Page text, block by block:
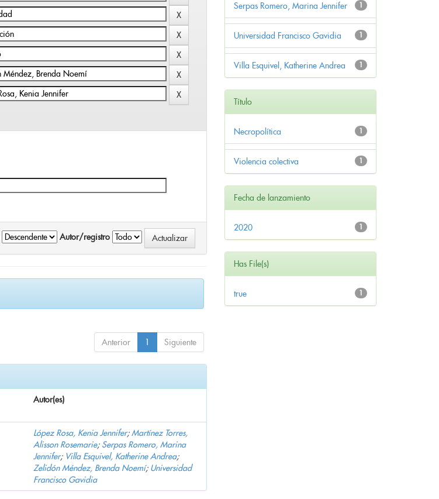
Autor/registro
Anterior 1 Siguiente
Autor(es)
López Rosa, Kenia Jennifer;Martínez Torres,
Alisson Rosemarie; Serpas Romero, Marina
Jennifer; Villa Esquivel, Katherine Andrea;
Zelidón Méndez, Brenda Noemí; Universidad
Francisco Gavidia
1
Serpas Romero, Marina Jennifer
1
Universidad Francisco Gavidia
1
Villa Esquivel, Katherine Andrea
Título
1
Necropolítica
1
Violencia colectiva
Fecha de lanzamiento
1
2020
Has File(s)
1
true